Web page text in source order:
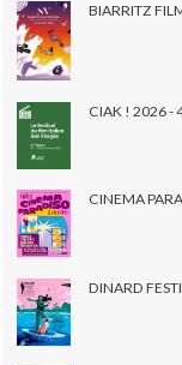
BIARRITZ
CIAK ! 2026 -
CINEMA
DINARD